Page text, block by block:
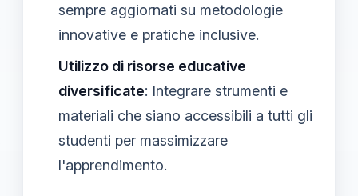
sempre aggiornati su metodologie
innovative e pratiche inclusive.
Utilizzo di risorse educative
diversificate: Integrare strumenti e
materiali che siano accessibili a tutti gli
studenti per massimizzare
l'apprendimento.